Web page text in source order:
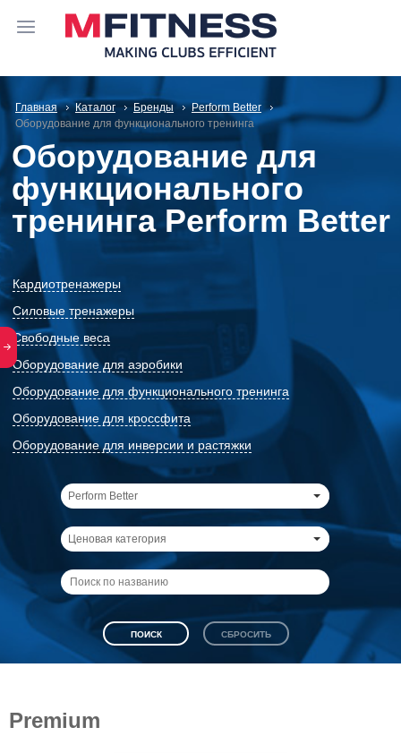
Главная Каталог Бренды
Perform Better
Оборудование для функционального тренинга
Оборудование для
функционального
тренинга Perform Better
Кардиотренажеры
Силовые тренажеры
Свободные веса
Оборудование для аэробики
Оборудование для функционального тренинга
Оборудование для кроссфита
Оборудование для инверсии и растяжки
Perform Better
Ценовая категория
Premium